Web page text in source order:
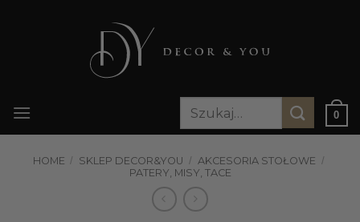
Szukaj:
0
HOME / SKLEP DECOR&YOU / AKCESORIA STOŁOWE /
PATERY, MISY, TACE